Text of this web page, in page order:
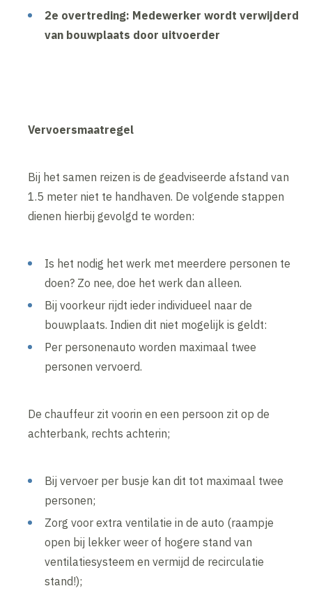
2e overtreding: Medewerker wordt verwijderd
van bouwplaats door uitvoerder
Vervoersmaatregel
Bij het samen reizen is de geadviseerde afstand van
1.5 meter niet te handhaven. De volgende stappen
dienen hierbij gevolgd te worden:
Is het nodig het werk met meerdere personen te
doen? Zo nee, doe het werk dan alleen.
Bij voorkeur rijdt ieder individueel naar de
bouwplaats. Indien dit niet mogelijk is geldt:
Per personenauto worden maximaal twee
personen vervoerd.
De chauffeur zit voorin en een persoon zit op de
achterbank, rechts achterin;
Bij vervoer per busje kan dit tot maximaal twee
personen;
Zorg voor extra ventilatie in de auto (raampje
open bij lekker weer of hogere stand van
ventilatiesysteem en vermijd de recirculatie
stand!);